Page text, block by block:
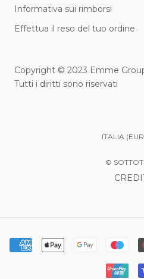
Informativa sui rimborsi
Effettua il reso del tuo ordine
Copyright © 2023 Emme Group
Tutti i diritti sono riservati
Paese/
ITALIA
©